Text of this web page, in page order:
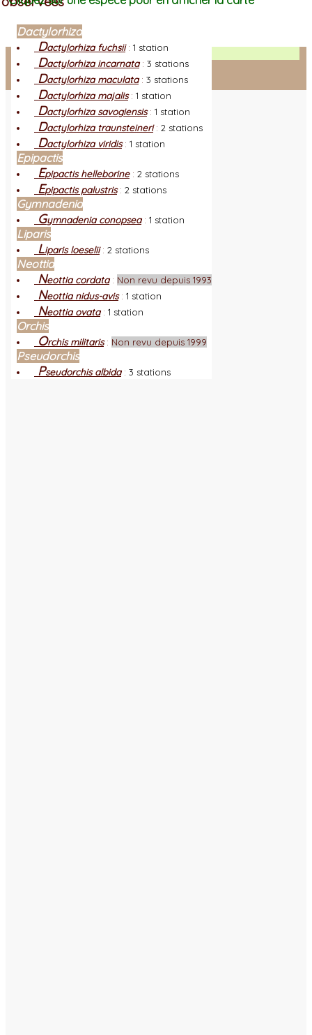
Facebook
Connexion adhérent
Dactylorhiza
Dactylorhiza fuchsii: 1 station
Dactylorhiza incarnata: 3 stations
Dactylorhiza maculata: 3 stations
Dactylorhiza majalis: 1 station
Dactylorhiza savogiensis: 1 station
Dactylorhiza traunsteineri: 2 stations
Dactylorhiza viridis: 1 station
Epipactis
Epipactis helleborine: 2 stations
Epipactis palustris: 2 stations
Gymnadenia
Gymnadenia conopsea: 1 station
Liparis
Liparis loeselii: 2 stations
Neottia
Neottia cordata: Non revu depuis 1993
Neottia nidus-avis: 1 station
Neottia ovata: 1 station
Orchis
Orchis militaris: Non revu depuis 1999
Pseudorchis
Pseudorchis albida: 3 stations